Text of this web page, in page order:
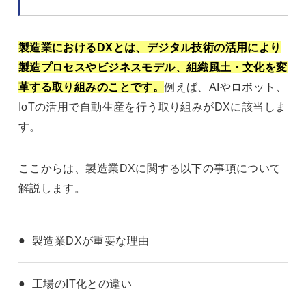
製造業におけるDXとは、デジタル技術の活用により
製造プロセスやビジネスモデル、組織風土・文化を変
革する取り組みのことです。例えば、AIやロボット、
IoTの活用で自動生産を行う取り組みがDXに該当しま
す。
ここからは、製造業DXに関する以下の事項について
解説します。
製造業DXが重要な理由
工場のIT化との違い